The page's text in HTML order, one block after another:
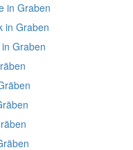
in Graben
in Graben
Graben